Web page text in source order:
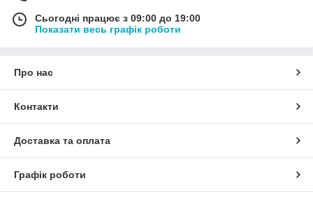
Сьогодні працює з 09:00 до 19:00
Показати весь графік роботи
Про нас
Контакти
Доставка та оплата
Графік роботи